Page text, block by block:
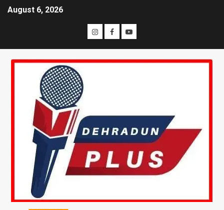
August 6, 2026